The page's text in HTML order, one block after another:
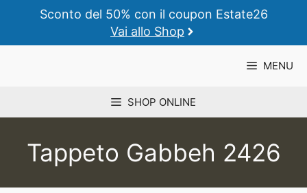
contenuto
Sconto del 50% con il coupon Estate26
Vai allo Shop
MENU
SHOP ONLINE
Tappeto Gabbeh 2426